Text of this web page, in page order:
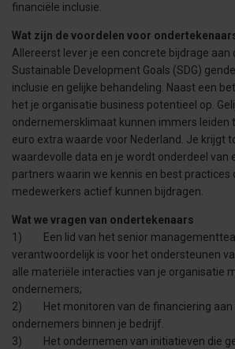
financiële inclusie.
Wat zijn de voordelen voor
Allereerst lever je een concrete bijdrage aan
Sustainable Development Goals (SDG)
inclusie en gelijke behandeling. Naast een
het je organisatie business potentieel op.
ondernemersklimaat kunnen immers leiden
euro extra waarde voor Nederland. Je krijgt
waardevolle data en je wordt onderdeel van
partners waarin we kennis en best practices
medewerkers actief kunnen bijdragen.
Wat we vragen van ondertekenaars
1) Een lid van het senior
verantwoordelijk is voor het ondersteunen
alle materiële interacties van je organisatie
ondernemers;
2) Het monitoren van de financiering aan
ondernemers binnen je bedrijf.
3) Het ondernemen van initiatieven die